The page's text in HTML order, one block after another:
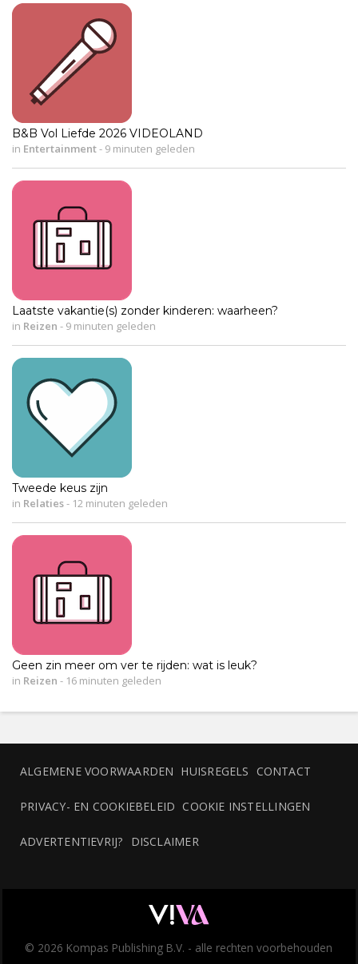
B&B Vol Liefde 2026 VIDEOLAND
in Entertainment- 9 minuten geleden
Laatste vakantie(s) zonder kinderen: waarheen?
in Reizen - 9 minuten geleden
Tweede keus zijn
in Relaties- 12 minuten geleden
Geen zin meer om ver te rijden: wat is leuk?
in Reizen - 16 minuten geleden
ALGEMENE VOORWAARDEN HUISREGELS CONTACT
PRIVACY- EN COOKIEBELEID COOKIE INSTELLINGEN
ADVERTENTIEVRIJ? DISCLAIMER
© 2026 Kompas Publishing B.V. - alle rechten voorbehouden